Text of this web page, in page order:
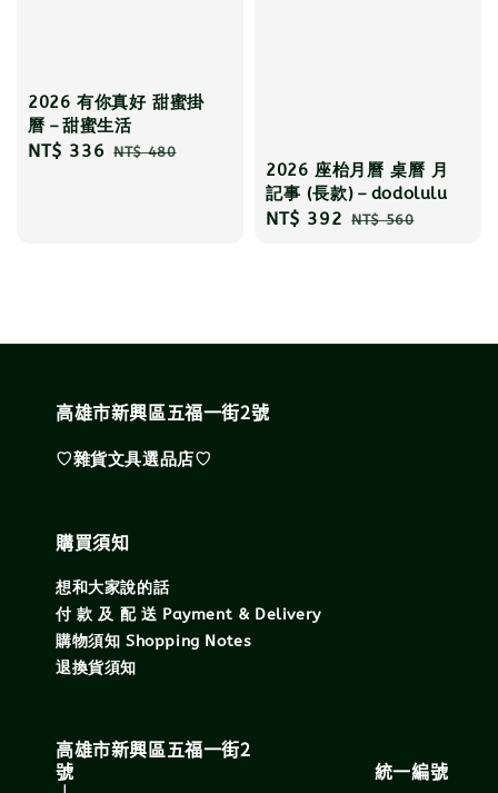
2026 有你真好 甜蜜掛
曆－甜蜜生活
Sale
NT$ 336 Regular
NT$ 480
2026 座枱月曆 桌曆 月
記事 (長款)－dodolulu
Sale
NT$ 392 Regular
NT$ 560
高雄市新興區五福一街2號
♡雜貨文具選品店♡
購買須知
想和大家說的話
付 款 及 配 送 Payment & Delivery
購物須知 Shopping Notes
退換貨須知
高雄市新興區五福一街2
號 統一編號